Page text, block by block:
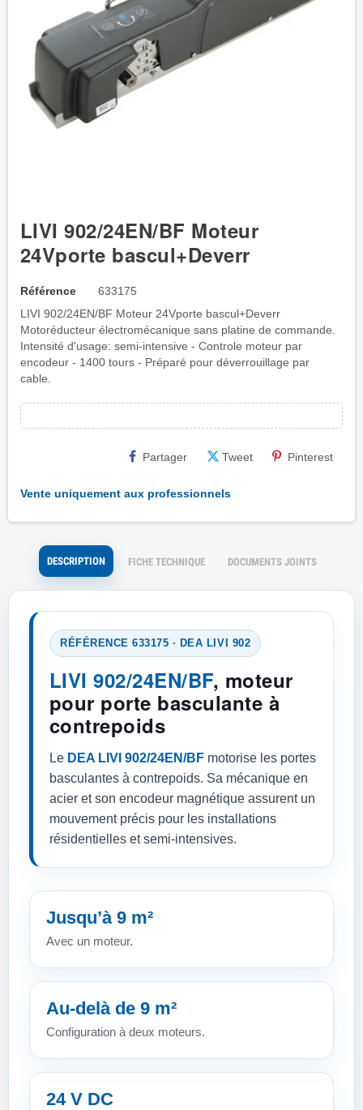
LIVI 902/24EN/BF Moteur
24Vporte bascul+Deverr
Référence
633175
LIVI 902/24EN/BF Moteur 24Vporte bascul+Deverr
Motoréducteur électromécanique sans platine de commande.
Intensité d'usage: semi-intensive - Controle moteur par
encodeur - 1400 tours - Préparé pour déverrouillage par
cable.
Partager Tweet Pinterest
Vente uniquement aux professionnels
DESCRIPTION FICHE TECHNIQUE DOCUMENTS JOINTS
RÉFÉRENCE 633175 · DEA LIVI 902
LIVI 902/24EN/BF, moteur
pour porte basculante à
contrepoids
Le DEA LIVI 902/24EN/BF motorise les portes
basculantes à contrepoids. Sa mécanique en
acier et son encodeur magnétique assurent un
mouvement précis pour les installations
résidentielles et semi-intensives.
Jusqu’à 9 m²
Avec un moteur.
Au-delà de 9 m²
Configuration à deux moteurs.
24 V DC